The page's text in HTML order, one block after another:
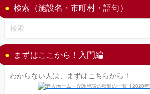
検索（施設名・市町村・語句）
まずはここから！入門編
わからない人は、まずはこちらから！